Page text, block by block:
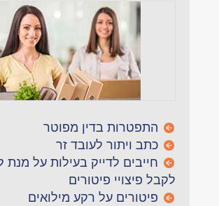
התפטרות בדין מפוטר
כתב ויתור לעובד זר
חייבים לדייק בעילות על מנת
לקבל פיצויי פיטורים
פיטורים על רקע מילואים